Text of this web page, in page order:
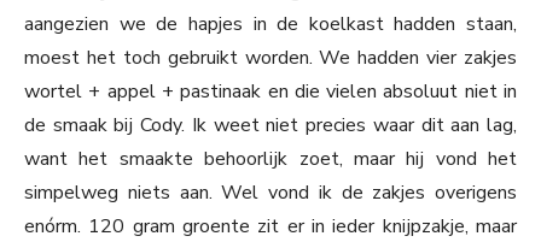
aangezien we de hapjes in de koelkast hadden staan,
moest het toch gebruikt worden. We hadden vier zakjes
wortel + appel + pastinaak en die vielen absoluut niet in
de smaak bij Cody. Ik weet niet precies waar dit aan lag,
want het smaakte behoorlijk zoet, maar hij vond het
simpelweg niets aan. Wel vond ik de zakjes overigens
enórm. 120 gram groente zit er in ieder knijpzakje, maar